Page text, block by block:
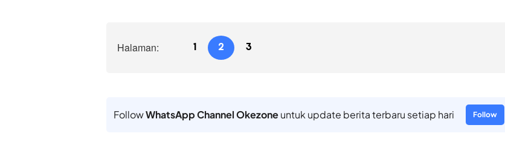
Halaman: 1 2 3
FollowWhatsApp Channel Okezoneuntuk update berita terbaru setiap hari Follow